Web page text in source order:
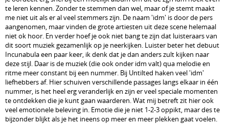
te leren kennen. Zonder te stemmen dan wel, maar of je stemt maakt
me niet uit als er al veel stemmers zijn. De naam 'idm' is door de pers
aangenomen, maar vinden de grote artiesten uit deze scene helemaal
niet ok hoor. En verder hoef je ook niet bang te zijn dat luisteraars van
dit soort muziek gezamenlijk op je neerkijken. Luister beter het debuut
Incunabula een paar keer, ik denk dat je dan anders zult kijken naar
deze stijl. Daar is de muziek (die ook onder idm valt) qua melodie en
ritme meer constant bij een nummer. Bij Untilted haken veel 'idm'
liefhebbers af. Hier schuiven verschillende passages langs elkaar in één
nummer, is het heel erg veranderlijk en zijn er veel speciale momenten
te ontdekken die je kunt gaan waarderen. Wat mij betreft zit hier ook
veel emotionele beleving in. Emotie die je niet 1-2-3 oppikt, maar des te
bijzonder blijkt als je het ineens op meer en meer plekken gaat voelen.